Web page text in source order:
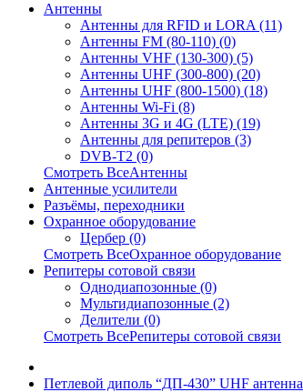
Антенны
Антенны для RFID и LORA (11)
Антенны FM (80-110) (0)
Антенны VHF (130-300) (5)
Антенны UHF (300-800) (20)
Антенны UHF (800-1500) (18)
Антенны Wi-Fi (8)
Антенны 3G и 4G (LTE) (19)
Антенны для репитеров (3)
DVB-T2 (0)
Смотреть ВсеАнтенны
Антенные усилители
Разъёмы, переходники
Охранное оборудование
Цербер (0)
Смотреть ВсеОхранное оборудование
Репитеры сотовой связи
Однодиапозонные (0)
Мультидиапозонные (2)
Делители (0)
Смотреть ВсеРепитеры сотовой связи
Петлевой диполь “ДП-430” UHF антенна